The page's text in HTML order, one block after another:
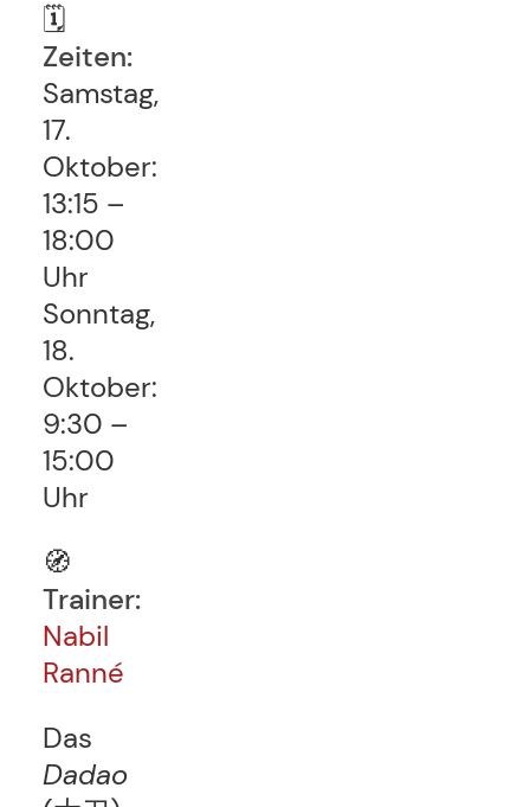
🗓
Zeiten:
Samstag,
17.
Oktober:
13:15 –
18:00
Uhr
Sonntag,
18.
Oktober:
9:30 –
15:00
Uhr
🧭
Trainer:
Nabil
Ranné
Das
Dadao